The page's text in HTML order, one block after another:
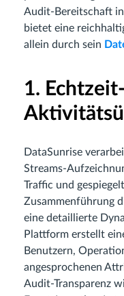
Audit-Bereitschaft
bietet eine
allein durch sein
1. Echtzeit-
DataSunrise
Streams-
Traffic und
Zusammenführung
eine detaillierte
Plattform erstellt
Benutzern,
angesprochenen
Audit-Transparenz